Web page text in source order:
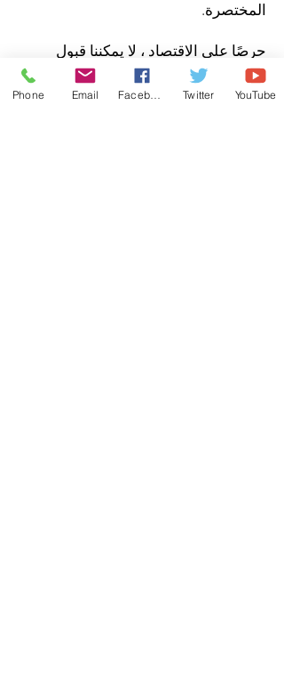
المختصرة.
حرصًا على الاقتصاد ، لا يمكننا قبول
الطلبات ما لم يتم إرفاق مظروف مختوم
بعنوان. لم تنجح .
Phone Email Twitter YouTube